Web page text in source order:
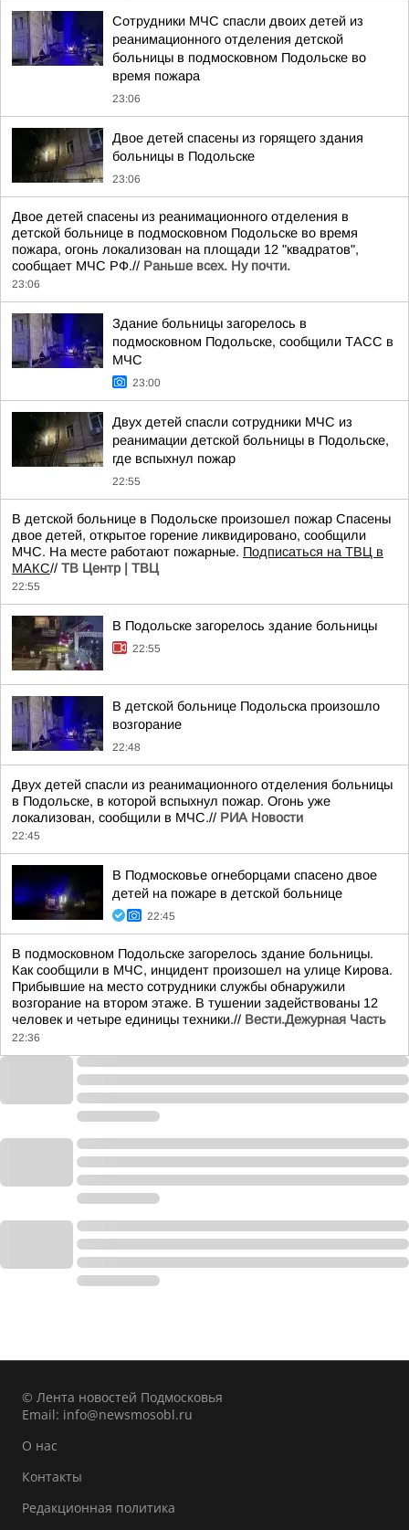
Сотрудники МЧС спасли двоих детей из
реанимационного отделения детской
больницы в подмосковном Подольске во
время пожара
23:06
Двое детей спасены из горящего здания
больницы в Подольске
23:06
Двое детей спасены из реанимационного отделения в
детской больнице в подмосковном Подольске во время
пожара, огонь локализован на площади 12 "квадратов",
сообщает МЧС РФ.// Раньше всех. Ну почти.
23:06
Здание больницы загорелось в
подмосковном Подольске, сообщили ТАСС в
МЧС
23:00
Двух детей спасли сотрудники МЧС из
реанимации детской больницы в Подольске,
где вспыхнул пожар
22:55
В детской больнице в Подольске произошел пожар Спасены
двое детей, открытое горение ликвидировано, сообщили
МЧС. На месте работают пожарные. Подписаться на ТВЦ в
МАКС// ТВ Центр | ТВЦ
22:55
В Подольске загорелось здание больницы
22:55
В детской больнице Подольска произошло
возгорание
22:48
Двух детей спасли из реанимационного отделения больницы
в Подольске, в которой вспыхнул пожар. Огонь уже
локализован, сообщили в МЧС.// РИА Новости
22:45
В Подмосковье огнеборцами спасено двое
детей на пожаре в детской больнице
22:45
В подмосковном Подольске загорелось здание больницы.
Как сообщили в МЧС, инцидент произошел на улице Кирова.
Прибывшие на место сотрудники службы обнаружили
возгорание на втором этаже. В тушении задействованы 12
человек и четыре единицы техники.// Вести.Дежурная Часть
22:36
© Лента новостей Подмосковья
Email: info@newsmosobl.ru
О нас
Контакты
Редакционная политика